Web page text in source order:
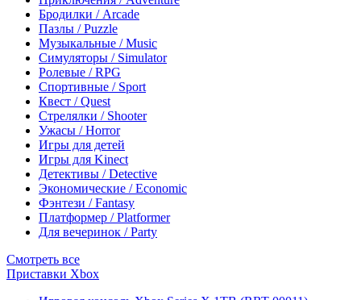
Бродилки / Arcade
Пазлы / Puzzle
Музыкальные / Music
Симуляторы / Simulator
Ролевые / RPG
Спортивные / Sport
Квест / Quest
Стрелялки / Shooter
Ужасы / Horror
Игры для детей
Игры для Kinect
Детективы / Detective
Экономические / Economic
Фэнтези / Fantasy
Платформер / Platformer
Для вечеринок / Party
Смотреть все
Приставки Xbox